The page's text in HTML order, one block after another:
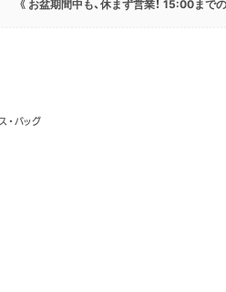
《 お盆期間中も、休まず営業！ 15:00まで
・バッグ